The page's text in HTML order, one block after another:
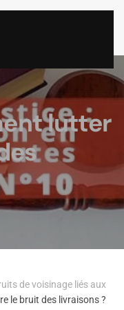
lutter
de voisinage liés aux
le bruit des livraisons ?